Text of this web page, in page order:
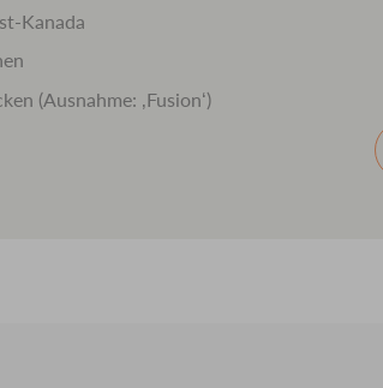
Kanada
(Ausnahme: ‚Fusion‘)